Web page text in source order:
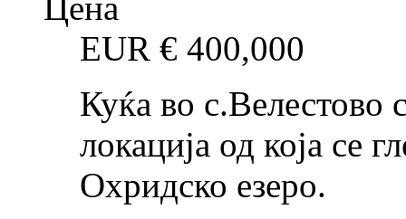
EUR € 400,000
Куќа во с.Велестово
локација од која се
Охридско езеро.